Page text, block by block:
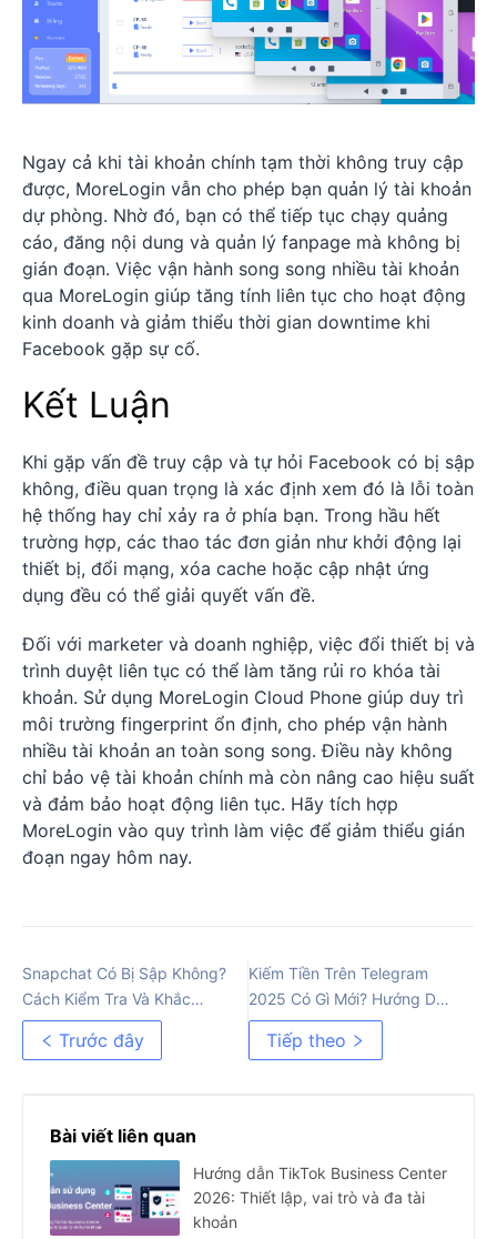
Ngay cả khi tài khoản chính tạm thời không truy cập
được, MoreLogin vẫn cho phép bạn quản lý tài khoản
dự phòng. Nhờ đó, bạn có thể tiếp tục chạy quảng
cáo, đăng nội dung và quản lý fanpage mà không bị
gián đoạn. Việc vận hành song song nhiều tài khoản
qua MoreLogin giúp tăng tính liên tục cho hoạt động
kinh doanh và giảm thiểu thời gian downtime khi
Facebook gặp sự cố.
Kết Luận
Khi gặp vấn đề truy cập và tự hỏi Facebook có bị sập
không, điều quan trọng là xác định xem đó là lỗi toàn
hệ thống hay chỉ xảy ra ở phía bạn. Trong hầu hết
trường hợp, các thao tác đơn giản như khởi động lại
thiết bị, đổi mạng, xóa cache hoặc cập nhật ứng
dụng đều có thể giải quyết vấn đề.
Đối với marketer và doanh nghiệp, việc đổi thiết bị và
trình duyệt liên tục có thể làm tăng rủi ro khóa tài
khoản. Sử dụng MoreLogin Cloud Phone giúp duy trì
môi trường fingerprint ổn định, cho phép vận hành
nhiều tài khoản an toàn song song. Điều này không
chỉ bảo vệ tài khoản chính mà còn nâng cao hiệu suất
và đảm bảo hoạt động liên tục. Hãy tích hợp
MoreLogin vào quy trình làm việc để giảm thiểu gián
đoạn ngay hôm nay.
Snapchat Có Bị Sập Không?
Cách Kiểm Tra Và Khắc
Phục Nhanh Chóng
Trước đây
Kiếm Tiền Trên Telegram
2025 Có Gì Mới? Hướng Dẫn
Chi Tiết Nhất
Tiếp theo
Bài viết liên quan
Hướng dẫn TikTok Business Center
2026: Thiết lập, vai trò và đa tài
khoản